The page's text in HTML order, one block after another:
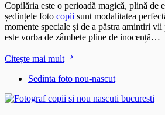
Copilăria este o perioadă magică, plină de
ședințele foto copii sunt modalitatea
momente speciale și de a păstra amintiri vii
este vorba de zâmbete pline de inocență…
Citește mai mult
–
Foto
Sedinta foto nou-nascut